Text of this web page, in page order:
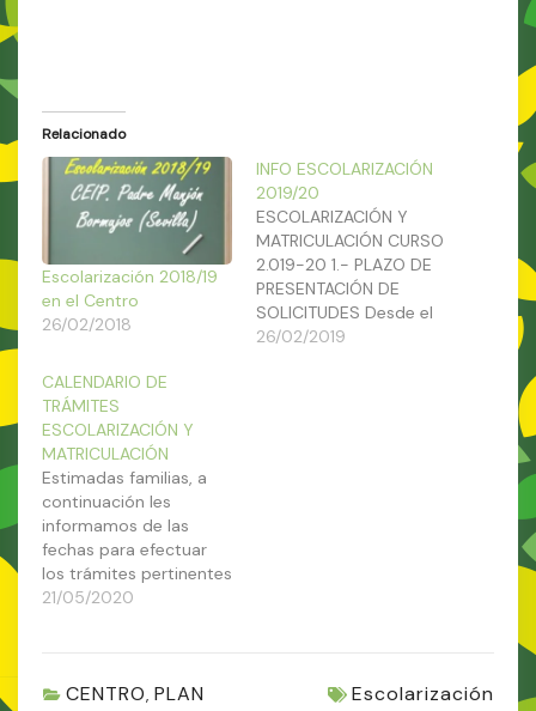
Relacionado
Escolarización 2018/19
en el Centro
26/02/2018
INFO ESCOLARIZACIÓN
2019/20
ESCOLARIZACIÓN Y
MATRICULACIÓN CURSO
2.019-20 1.- PLAZO DE
PRESENTACIÓN DE
SOLICITUDES Desde el
día 1 de marzo* al 1 de
26/02/2019
CALENDARIO DE
TRÁMITES
ESCOLARIZACIÓN Y
MATRICULACIÓN
Estimadas familias, a
continuación les
informamos de las
fechas para efectuar
los trámites pertinentes
en cuanto a
(alumnado de nuestro
21/05/2020
CENTRO, PLAN Escolarización